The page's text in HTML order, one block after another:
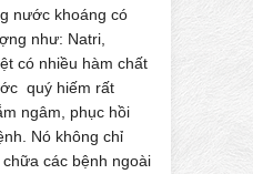
nước khoáng có
như: Natri,
có nhiều hàm chất
quý hiếm rất
ngâm, phục hồi
Nó không chỉ
các bệnh ngoài